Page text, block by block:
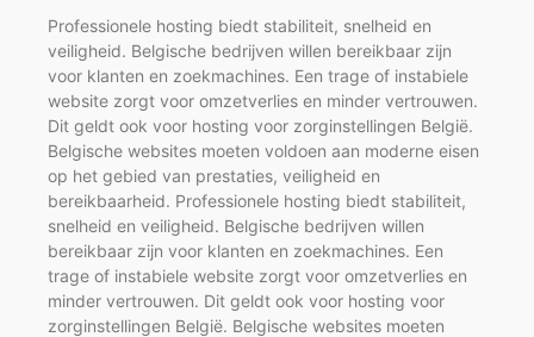
Professionele hosting biedt stabiliteit, snelheid en
veiligheid. Belgische bedrijven willen bereikbaar zijn
voor klanten en zoekmachines. Een trage of instabiele
website zorgt voor omzetverlies en minder vertrouwen.
Dit geldt ook voor hosting voor zorginstellingen België.
Belgische websites moeten voldoen aan moderne eisen
op het gebied van prestaties, veiligheid en
bereikbaarheid. Professionele hosting biedt stabiliteit,
snelheid en veiligheid. Belgische bedrijven willen
bereikbaar zijn voor klanten en zoekmachines. Een
trage of instabiele website zorgt voor omzetverlies en
minder vertrouwen. Dit geldt ook voor hosting voor
zorginstellingen België. Belgische websites moeten